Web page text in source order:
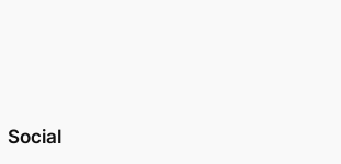
Social